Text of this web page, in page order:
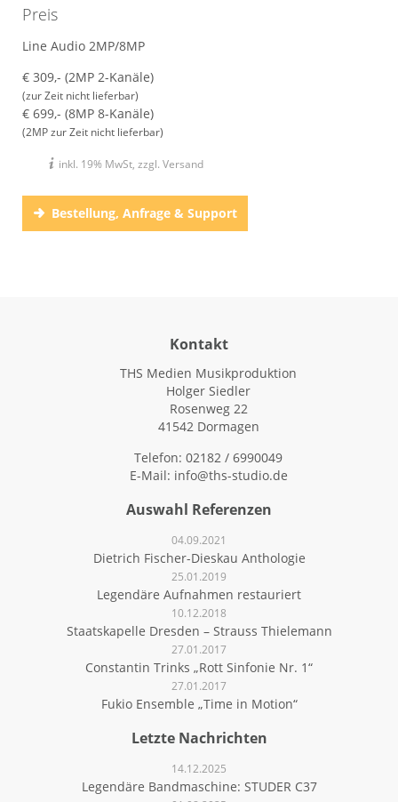
Preis
Line Audio 2MP/8MP
€ 309,- (2MP 2-Kanäle)
(zur Zeit nicht lieferbar)
€ 699,- (8MP 8-Kanäle)
(2MP zur Zeit nicht lieferbar)
inkl. 19% MwSt, zzgl. Versand
Bestellung, Anfrage & Support
Kontakt
THS Medien Musikproduktion
Holger Siedler
Rosenweg 22
41542 Dormagen
Telefon: 02182 / 6990049
E-Mail: info@ths-studio.de
Auswahl Referenzen
04.09.2021
Dietrich Fischer-Dieskau Anthologie
25.01.2019
Legendäre Aufnahmen restauriert
10.12.2018
Staatskapelle Dresden – Strauss Thielemann
27.01.2017
Constantin Trinks „Rott Sinfonie Nr. 1“
27.01.2017
Fukio Ensemble „Time in Motion“
Letzte Nachrichten
14.12.2025
Legendäre Bandmaschine: STUDER C37